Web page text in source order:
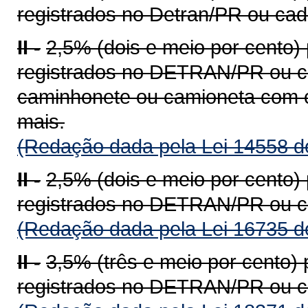
registrados no Detran/PR ou
II - 2,5% (dois e meio por
registrados no DETRAN/PR ou
caminhonete ou camioneta
mais.
(Redação dada pela Lei 14558
II - 2,5% (dois e meio por
registrados no DETRAN/PR ou
(Redação dada pela Lei 16735
II - 3,5% (três e meio por
registrados no DETRAN/PR ou